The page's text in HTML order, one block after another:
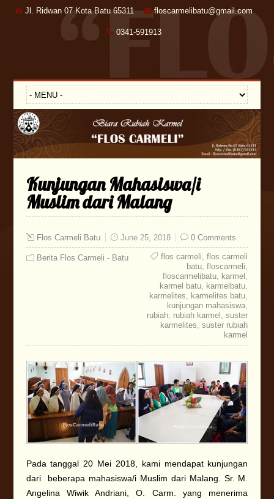
Jl. Ridwan 07 Kota Batu 65311 floscarmelibatu@gmail.com
0341-591913
Kunjungan Mahasiswa/i
Muslim dari Malang
Flos Carmeli Batu June 25, 2018 0 Comments
Berita Flos Carmeli - Batu flos carmeli ,flos carmeli
batu ,floscarmeli
floscarmelibatu karmel
karmel batu karmelbatu
karmelites
karmelites batu
kunjungan mahasiswa
rubiah rubiah karmel ,suster
karmelites ,suster rubiah
karmel
Pada tanggal 20 Mei 2018, kami mendapat kunjungan
dari beberapa mahasiswa/i Muslim dari Malang. Sr. M.
Angelina Wiwik Andriani, O. Carm. yang menerima